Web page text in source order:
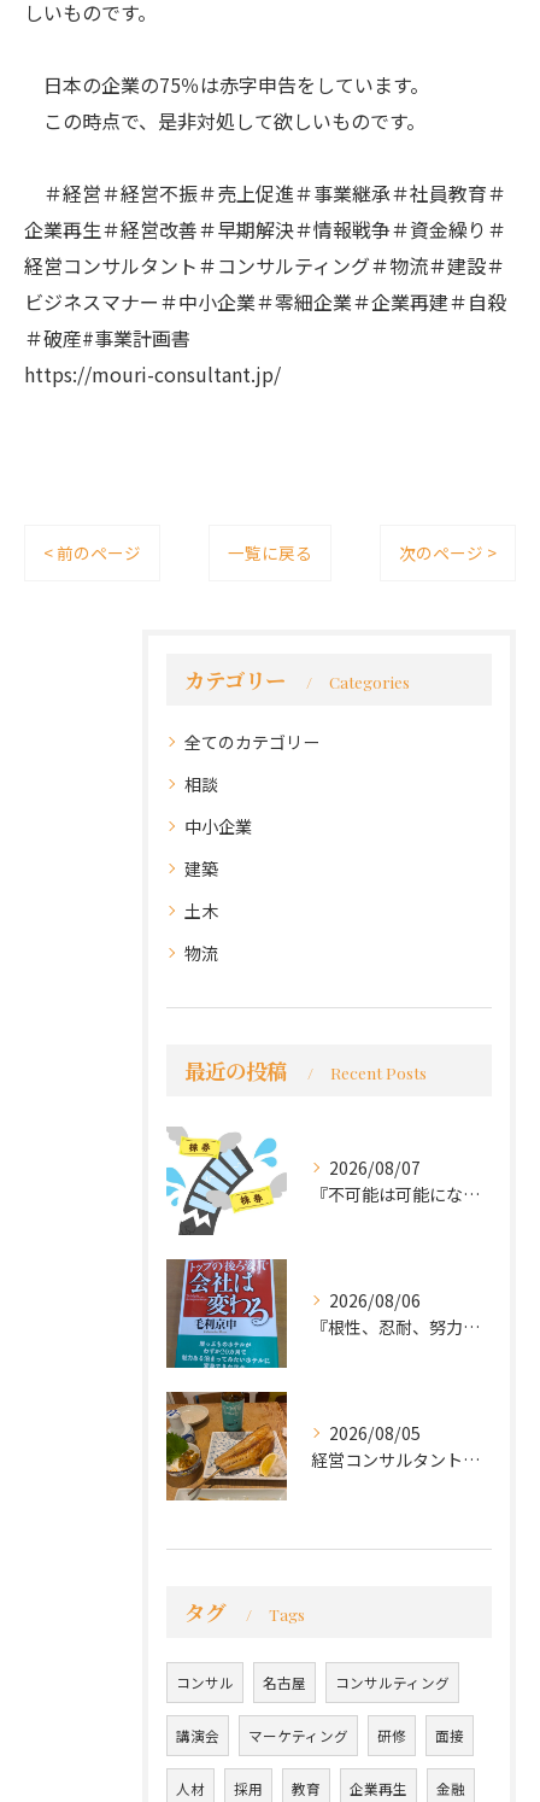
しいものです。
日本の企業の75％は赤字申告をしています。
この時点で、是非対処して欲しいものです。
＃経営＃経営不振＃売上促進＃事業継承＃社員教育＃
企業再生＃経営改善＃早期解決＃情報戦争＃資金繰り＃
経営コンサルタント＃コンサルティング＃物流＃建設＃
ビジネスマナー＃中小企業＃零細企業＃企業再建＃自殺
＃破産#事業計画書
https://mouri-consultant.jp/
< 前のページ 一覧に戻る 次のページ >
カテゴリー Categories
全てのカテゴリー
相談
中小企業
建築
土木
物流
最近の投稿 Recent Posts
2026/08/07
『不可能は可能になる』
2026/08/06
『根性、忍耐、努力という言葉は死語なのか』
2026/08/05
経営コンサルタントのモーちゃん・毛利京申です。
タグ Tags
コンサル 名古屋 コンサルティング
講演会 マーケティング 研修 面接
人材 採用 教育 企業再生 金融